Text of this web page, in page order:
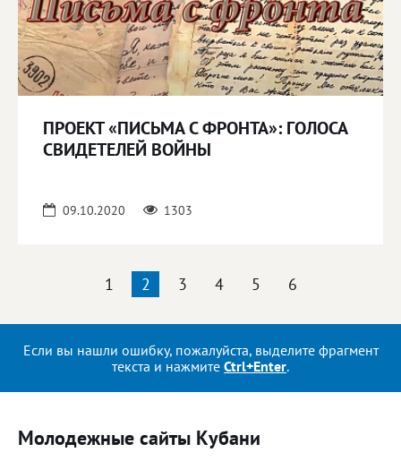
ПРОЕКТ «ПИСЬМА С ФРОНТА»: ГОЛОСА
СВИДЕТЕЛЕЙ ВОЙНЫ
09.10.2020 1303
1 2 3 4 5 6
Если вы нашли ошибку, пожалуйста, выделите фрагмент
текста и нажмите Ctrl+Enter.
Молодежные сайты Кубани